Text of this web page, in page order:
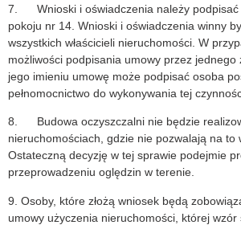
7. Wnioski i oświadczenia należy podpisać i
pokoju nr 14. Wnioski i oświadczenia winny
wszystkich właścicieli nieruchomości. W
możliwości podpisania umowy przez jednego
jego imieniu umowę może podpisać osoba
pełnomocnictwo do wykonywania tej
8. Budowa oczyszczalni nie będzie
nieruchomościach, gdzie nie pozwalają na to
Ostateczną decyzję w tej sprawie podejmie
przeprowadzeniu oględzin w terenie.
9. Osoby, które złożą wniosek będą
umowy użyczenia nieruchomości, której wzór